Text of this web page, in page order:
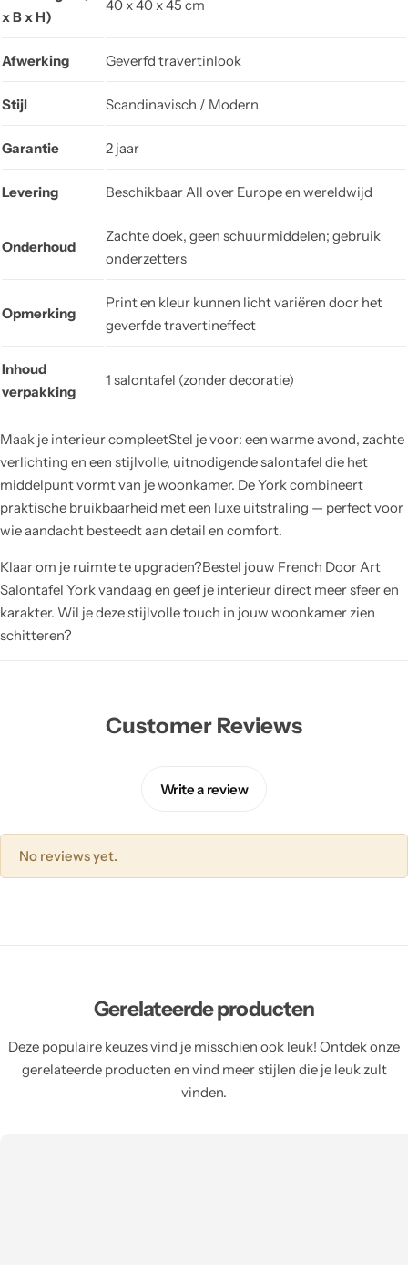
x B x H)
40 x 40 x 45 cm
Afwerking Geverfd travertinlook
Stijl Scandinavisch / Modern
Garantie 2 jaar
Levering Beschikbaar All over Europe en wereldwijd
Onderhoud
Zachte doek, geen schuurmiddelen; gebruik
onderzetters
Opmerking
Print en kleur kunnen licht variëren door het
geverfde travertineffect
Inhoud
verpakking
1 salontafel (zonder decoratie)
Maak je interieur compleetStel je voor: een warme avond, zachte
verlichting en een stijlvolle, uitnodigende salontafel die het
middelpunt vormt van je woonkamer. De York combineert
praktische bruikbaarheid met een luxe uitstraling — perfect voor
wie aandacht besteedt aan detail en comfort.
Klaar om je ruimte te upgraden?Bestel jouw French Door Art
Salontafel York vandaag en geef je interieur direct meer sfeer en
karakter. Wil je deze stijlvolle touch in jouw woonkamer zien
schitteren?
Customer Reviews
Write a review
No reviews yet.
Gerelateerde producten
Deze populaire keuzes vind je misschien ook leuk! Ontdek onze
gerelateerde producten en vind meer stijlen die je leuk zult
vinden.